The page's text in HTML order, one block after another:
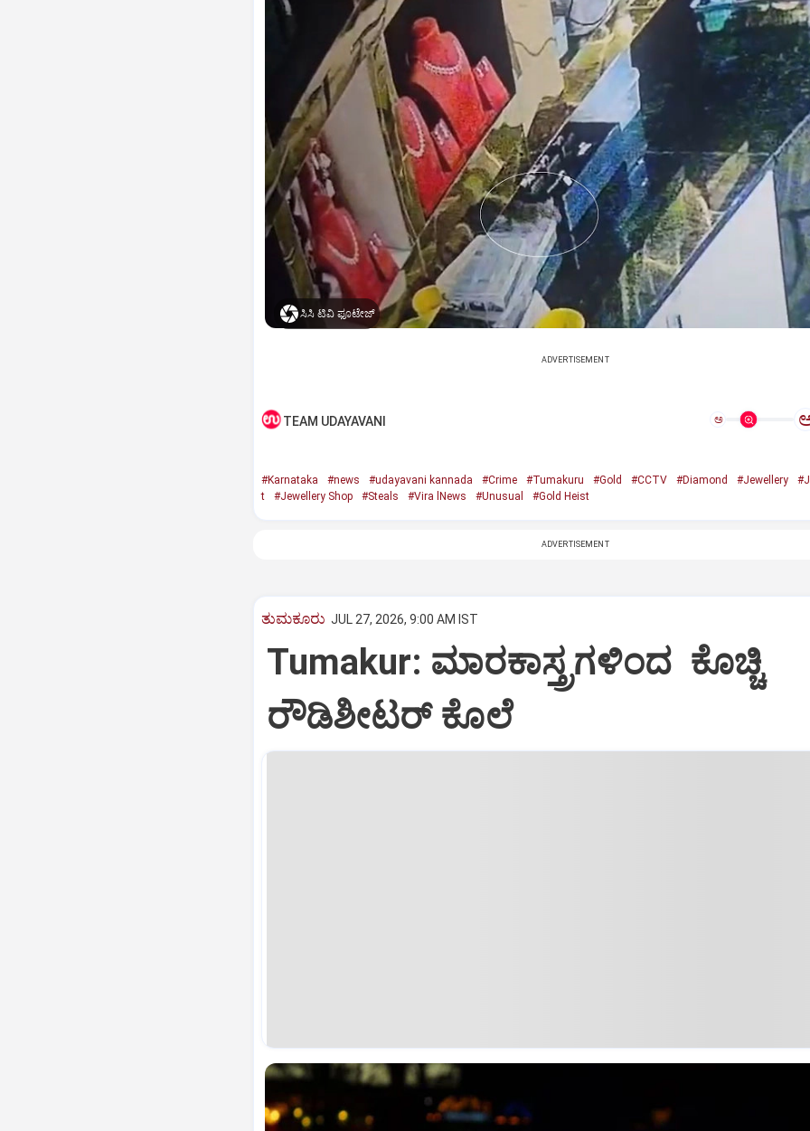
ಸಿಸಿ ಟಿವಿ ಫೂಟೇಜ್‌
ADVERTISEMENT
TEAM UDAYAVANI ಅ
#Karnataka #news #udayavani kannada #Crime #Tumakuru #Gold #CCTV #Diamond #Jewellery
t
#Jewellery Shop #Steals #Vira lNews #Unusual #Gold Heist
ADVERTISEMENT
ತುಮಕೂರು JUL 27, 2026, 9:00 AM IST
Tumakur: ಮಾರಕಾಸ್ತ್ರಗಳಿಂದ ಕೊಚ್ಚಿ
ರೌಡಿಶೀಟರ್ ಕೊಲೆ